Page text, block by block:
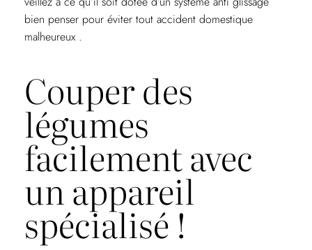
bien penser pour éviter tout accident domestique
malheureux .
Couper des
légumes
facilement avec
un appareil
spécialisé !